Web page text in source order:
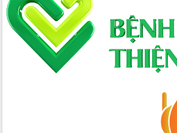
Hội nghị chia sẻ kinh nghiệm, chuyển
giao kỹ thuật y tế, định hướng phát
triển chuyên sâu đến 2030
Chuyển đổi số mở ra không gian phát
triển trong lĩnh vực văn hóa, du lịch
Công bố quyết định của Ban Thường